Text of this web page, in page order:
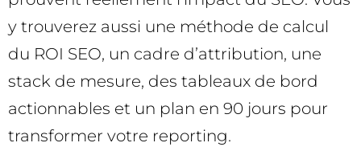
y trouverez aussi une méthode de calcul
du ROI SEO, un cadre d’attribution, une
stack de mesure, des tableaux de bord
actionnables et un plan en 90 jours pour
transformer votre reporting.